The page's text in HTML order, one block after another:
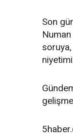
Son